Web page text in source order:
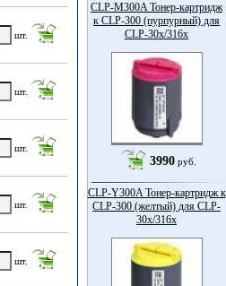
шт.
шт.
шт.
шт.
шт.
CLP-M300A Тонер-картридж
к CLP-300 (пурпурный) для
CLP-30x/316x
3990 руб.
CLP-Y300A Тонер-картридж к
CLP-300 (желтый) для CLP-
30x/316x